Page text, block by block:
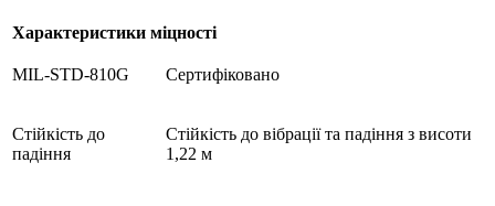
Характеристики міцності
MIL-STD-810G Сертифіковано
Стійкість до
падіння
Стійкість до вібрації та падіння з висоти
1,22 м